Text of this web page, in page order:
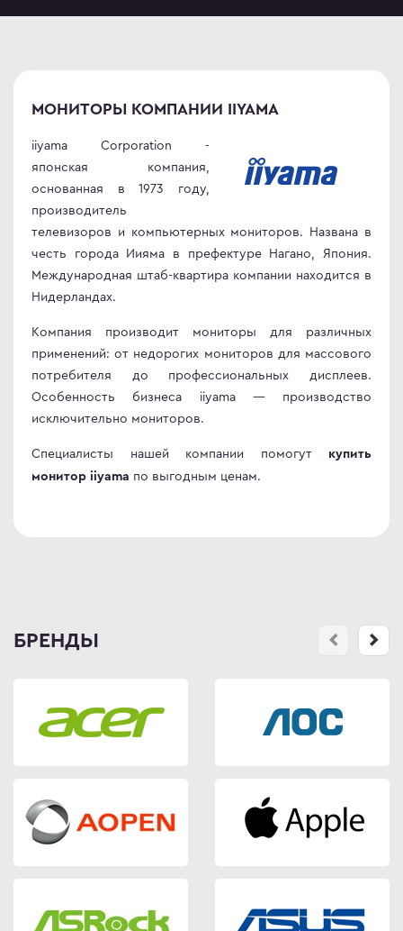
МОНИТОРЫ КОМПАНИИ IIYAMA
iiyama Corporation -
японская компания,
основанная в 1973 году,
производитель
телевизоров и компьютерных мониторов. Названа в
честь города Иияма в префектуре Нагано, Япония.
Международная штаб-квартира компании находится в
Нидерландах.
Компания производит мониторы для различных
применений: от недорогих мониторов для массового
потребителя до профессиональных дисплеев.
Особенность бизнеса iiyama — производство
исключительно мониторов.
Специалисты нашей компании помогут
купить
монитор iiyama по выгодным ценам.
БРЕНДЫ